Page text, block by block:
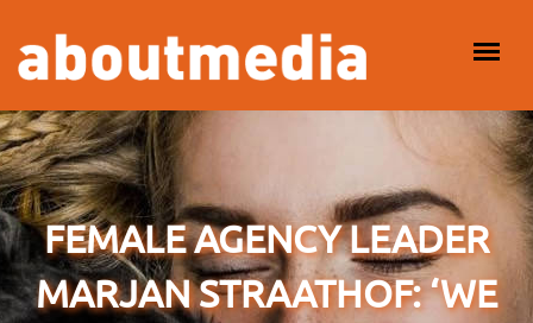
HOOFDMENU
FEMALE AGENCY LEADER
MARJAN STRAATHOF: ‘WE